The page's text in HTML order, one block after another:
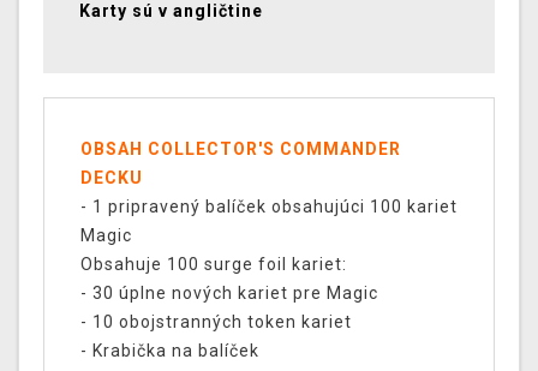
Karty sú v angličtine
OBSAH COLLECTOR'S COMMANDER
DECKU
- 1 pripravený balíček obsahujúci 100 kariet
Magic
Obsahuje 100 surge foil kariet:
- 30 úplne nových kariet pre Magic
- 10 obojstranných token kariet
- Krabička na balíček